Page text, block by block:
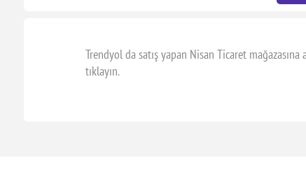
Trendyol da satış yapan Nisan Ticaret
tıklayın.